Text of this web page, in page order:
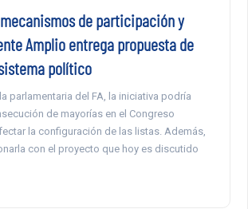
de participación y
Amplio entrega propuesta de
político
parlamentaria del FA, la iniciativa podría
de mayorías en el Congreso
la configuración de las listas. Además,
con el proyecto que hoy es discutido